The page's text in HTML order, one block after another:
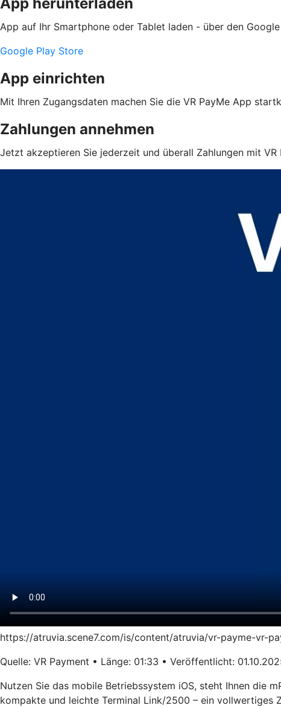
App herunterladen
App auf Ihr Smartphone oder Tablet laden - über den
Google Play Store
App einrichten
Mit Ihren Zugangsdaten machen Sie die VR PayMe App
Zahlungen annehmen
Jetzt akzeptieren Sie jederzeit und überall Zahlungen mit VR
https://atruvia.scene7.com/is/content/atruvia/vr-payme-vr-
Quelle: VR Payment • Länge: 01:33 • Veröffentlicht:
Nutzen Sie das mobile Betriebssystem iOS, steht Ihnen die
kompakte und leichte Terminal Link/2500 – ein vollwertiges